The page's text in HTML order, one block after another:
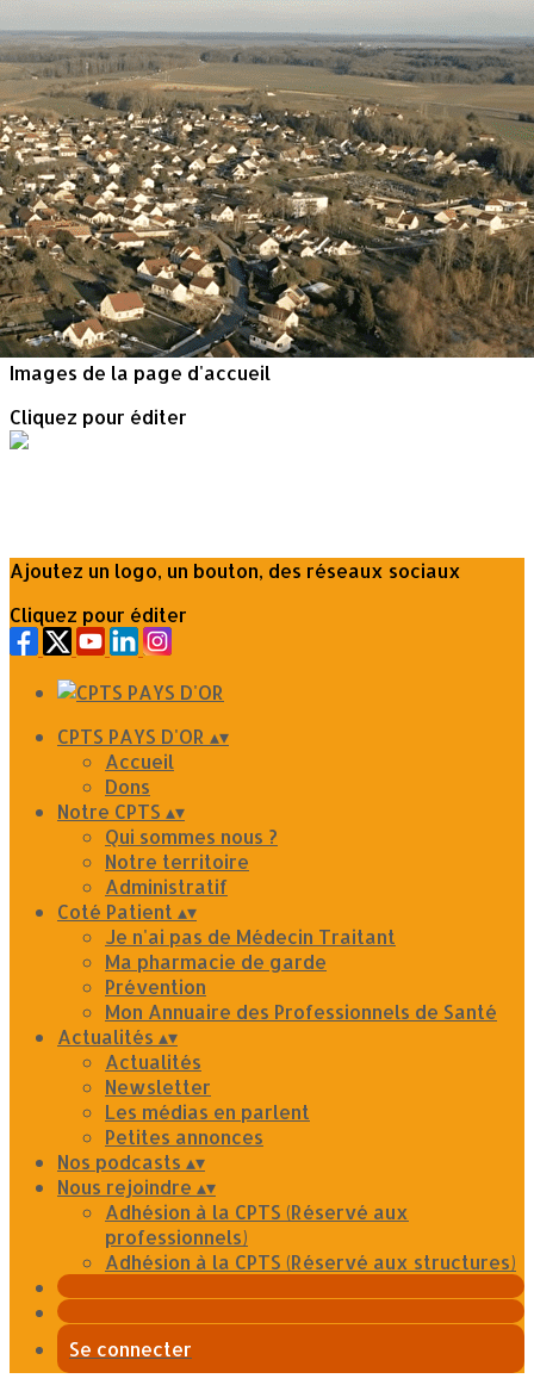
Exporter les lignes sélectionnées
Exporter toutes les colonnes
Exporter uniquement les colonnes affichées
Menu
<
>
Actualités
Newsletter
Les médias en parlent
Petites annonces
?>
Images de la page d'accueil
Cliquez pour éditer
Ajoutez un logo, un bouton, des réseaux sociaux
Cliquez pour éditer
CPTS PAYS D'OR ▴▾
Accueil
Dons
Notre CPTS ▴▾
Qui sommes nous ?
Notre territoire
Administratif
Coté Patient ▴▾
Je n'ai pas de Médecin Traitant
Ma pharmacie de garde
Prévention
Mon Annuaire des Professionnels de Santé
Actualités ▴▾
Actualités
Newsletter
Les médias en parlent
Petites annonces
Nos podcasts ▴▾
Nous rejoindre ▴▾
Adhésion à la CPTS (Réservé aux
professionnels)
Adhésion à la CPTS (Réservé aux structures)
Se connecter